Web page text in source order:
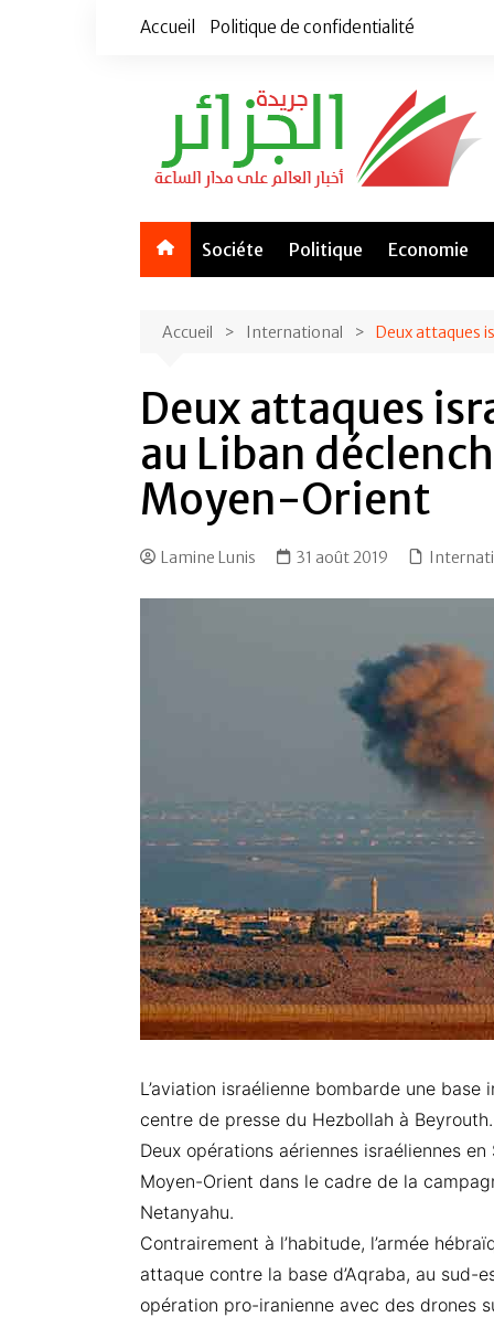
Accueil Politique de confidentialité
Sociéte Politique Economie
Accueil International Deux attaques
Deux attaques
au Liban
Moyen-Orient
Lamine Lunis 31 août 2019
L’aviation israélienne bombarde une
centre de presse du Hezbollah à Beyrouth.
Deux opérations aériennes israéliennes
Moyen-Orient dans le cadre de la
Netanyahu.
Contrairement à l’habitude, l’armée
attaque contre la base d’Aqraba, au
opération pro-iranienne avec des drones